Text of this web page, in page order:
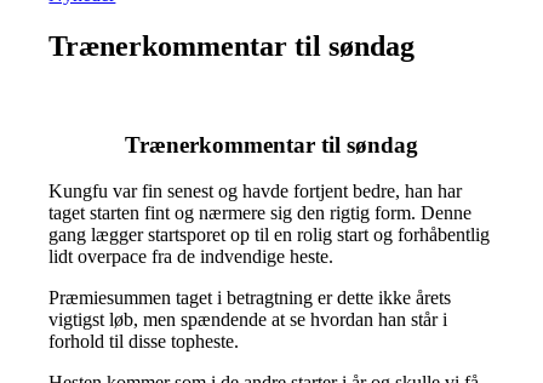
Trænerkommentar til søndag
Trænerkommentar til søndag
Kungfu var fin senest og havde fortjent bedre, han har
taget starten fint og nærmere sig den rigtig form. Denne
gang lægger startsporet op til en rolig start og forhåbentlig
lidt overpace fra de indvendige heste.
Præmiesummen taget i betragtning er dette ikke årets
vigtigst løb, men spændende at se hvordan han står i
forhold til disse topheste.